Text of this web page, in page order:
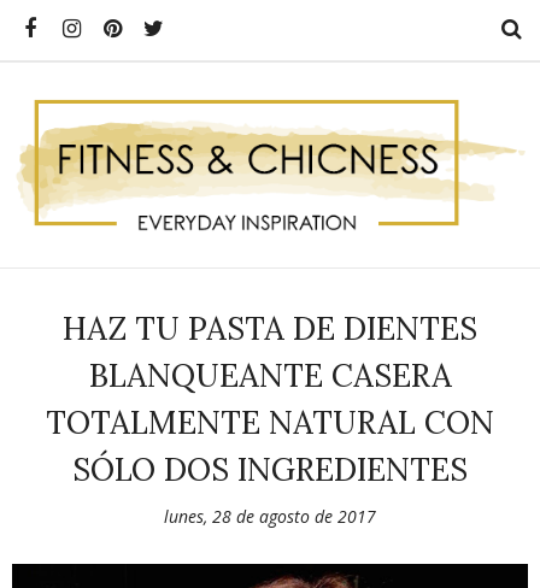
HAZ TU PASTA DE DIENTES
BLANQUEANTE CASERA
TOTALMENTE NATURAL CON
SÓLO DOS INGREDIENTES
lunes, 28 de agosto de 2017